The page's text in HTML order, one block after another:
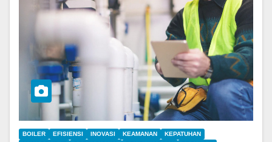
BOILER EFISIENSI INOVASI KEAMANAN
KEPATUHAN